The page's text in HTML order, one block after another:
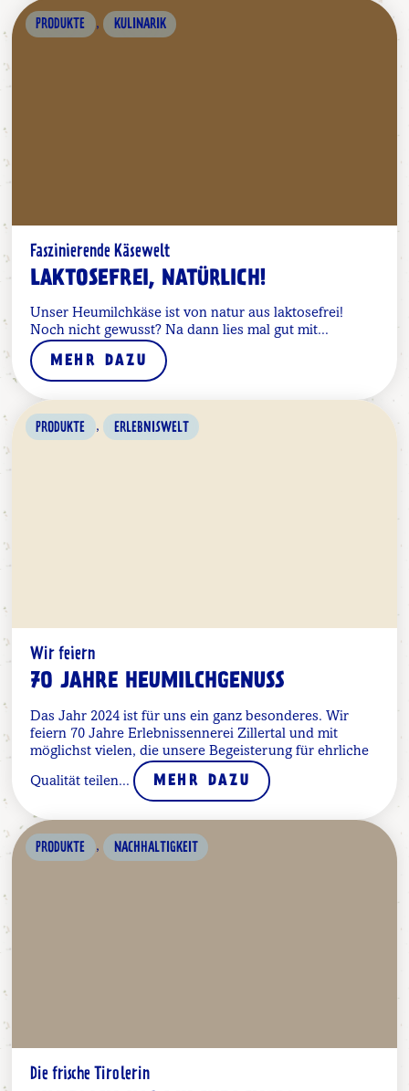
PRODUKTE , KULINARIK
Faszinierende Käsewelt
LAKTOSEFREI, NATÜRLICH!
Unser Heumilchkäse ist von natur aus laktosefrei!
Noch nicht gewusst? Na dann lies mal gut mit...
MEHR DAZU
PRODUKTE , ERLEBNISWELT
Wir feiern
70 JAHRE HEUMILCHGENUSS
Das Jahr 2024 ist für uns ein ganz besonderes. Wir
feiern 70 Jahre Erlebnissennerei Zillertal und mit
möglichst vielen, die unsere Begeisterung für ehrliche
Qualität teilen... MEHR DAZU
PRODUKTE , NACHHALTIGKEIT
Die frische Tirolerin